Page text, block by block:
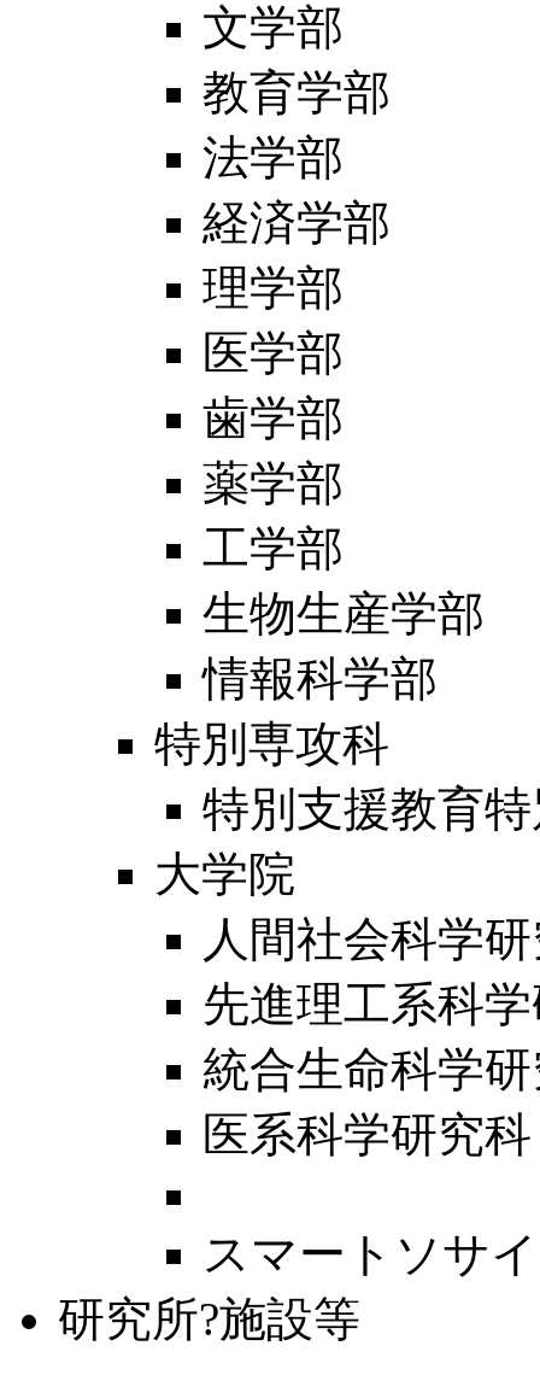
文学部
教育学部
法学部
経済学部
理学部
医学部
歯学部
薬学部
工学部
生物生産学部
情報科学部
特別専攻科
特別支援教育
大学院
人間社会科学
先進理工系科
統合生命科学
医系科学研究科
スマートソサ
研究所?施設等